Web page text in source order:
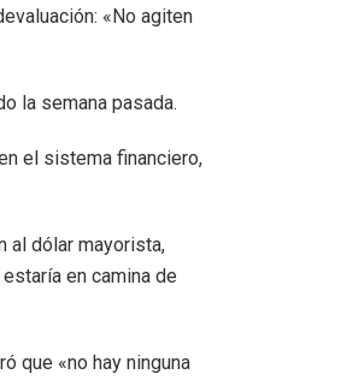
«No agiten
la semana pasada.
el sistema financiero,
al dólar mayorista,
en camina de
que «no hay ninguna